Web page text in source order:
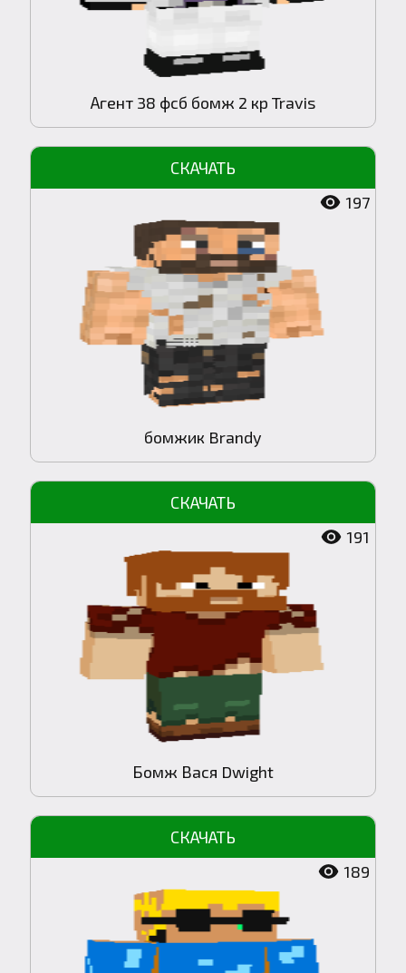
Агент 38 фсб бомж 2 кр Travis
197
бомжик Brandy
191
Бомж Вася Dwight
189